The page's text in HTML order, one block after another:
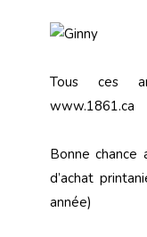
Tous ces
www.1861.ca
Bonne
d’achat
année)